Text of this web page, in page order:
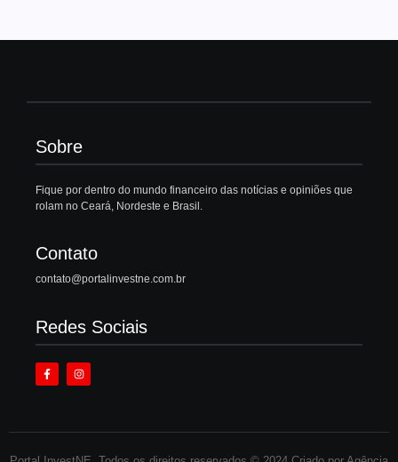
Sobre
Fique por dentro do mundo financeiro das notícias e opiniões que
rolam no Ceará, Nordeste e Brasil.
Contato
contato@portalinvestne.com.br
Redes Sociais